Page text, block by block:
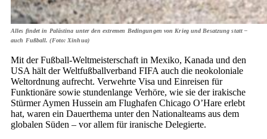
Alles findet in Palästina unter den extremen Bedingungen von Krieg und Besatzung statt –
auch Fußball. (Foto: Xinhua)
Mit der Fußball-Weltmeisterschaft in Mexiko, Kanada und den
USA hält der Weltfußballverband FIFA auch die neokoloniale
Weltordnung aufrecht. Verwehrte Visa und Einreisen für
Funktionäre sowie stundenlange Verhöre, wie sie der irakische
Stürmer Aymen Hussein am Flughafen Chicago O’Hare erlebt
hat, waren ein Dauerthema unter den Nationalteams aus dem
globalen Süden – vor allem für iranische Delegierte.